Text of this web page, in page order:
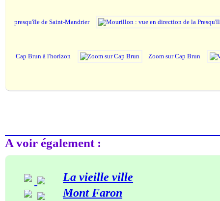
presqu'île de Saint-Mandrier
Cap Brun à l'horizon Zoom sur Cap Brun
A voir également :
La vieille ville
Mont Faron